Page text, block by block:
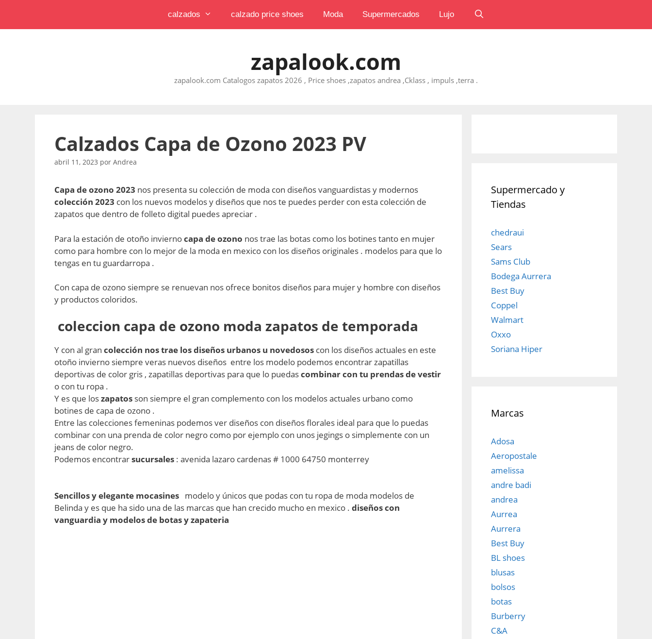
contenido
calzados calzado price shoes Moda Supermercados Lujo
zapalook.com
zapalook.com Catalogos zapatos 2026 , Price shoes ,zapatos andrea ,Cklass , impuls ,terra .
Calzados Capa de Ozono 2023 PV
abril 11, 2023 por Andrea
Capa de ozono 2023 nos presenta su colección de moda con diseños vanguardistas y modernos
colección 2023 con los nuevos modelos y diseños que nos te puedes perder con esta colección de
zapatos que dentro de folleto digital puedes apreciar .
Para la estación de otoño inviernocapa de ozono nos trae las botas como los botines tanto en mujer
como para hombre con lo mejor de la moda en mexico con los diseños originales . modelos para que lo
tengas en tu guardarropa .
Con capa de ozono siempre se renuevan nos ofrece bonitos diseños para mujer y hombre con diseños
y productos coloridos.
coleccion capa de ozono moda zapatos de temporada
Y con al gran colección nos trae los diseños urbanos u novedosos con los diseños actuales en este
otoño invierno siempre veras nuevos diseños entre los modelo podemos encontrar zapatillas
deportivas de color gris , zapatillas deportivas para que lo puedascombinar con tu prendas de vestir
o con tu ropa .
Y es que loszapatos son siempre el gran complemento con los modelos actuales urbano como
botines de capa de ozono .
Entre las colecciones femeninas podemos ver diseños con diseños florales ideal para que lo puedas
combinar con una prenda de color negro como por ejemplo con unos jegings o simplemente con un
jeans de color negro.
Podemos encontrarsucursales : avenida lazaro cardenas # 1000 64750 monterrey
Sencillos y elegante mocasines modelo y únicos que podas con tu ropa de moda modelos de
Belinda y es que ha sido una de las marcas que han crecido mucho en mexico . diseños con
vanguardia y modelos de botas y zapateria
Supermercado y
Tiendas
chedraui
Sears
Sams Club
Bodega Aurrera
Best Buy
Coppel
Walmart
Oxxo
Soriana Hiper
Marcas
Adosa
Aeropostale
amelissa
andre badi
andrea
Aurrea
Aurrera
Best Buy
BL shoes
blusas
bolsos
botas
Burberry
C&A